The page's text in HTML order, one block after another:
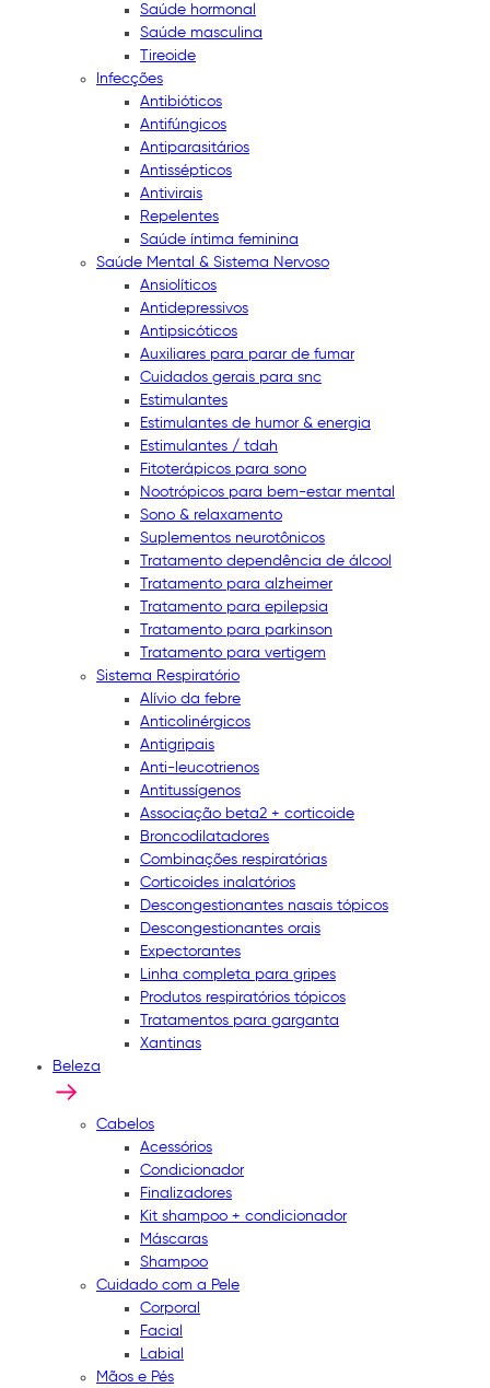
Saúde hormonal
Saúde masculina
Tireoide
Infecções
Antibióticos
Antifúngicos
Antiparasitários
Antissépticos
Antivirais
Repelentes
Saúde íntima feminina
Saúde Mental & Sistema Nervoso
Ansiolíticos
Antidepressivos
Antipsicóticos
Auxiliares para parar de fumar
Cuidados gerais para snc
Estimulantes
Estimulantes de humor & energia
Estimulantes / tdah
Fitoterápicos para sono
Nootrópicos para bem-estar mental
Sono & relaxamento
Suplementos neurotônicos
Tratamento dependência de álcool
Tratamento para alzheimer
Tratamento para epilepsia
Tratamento para parkinson
Tratamento para vertigem
Sistema Respiratório
Alívio da febre
Anticolinérgicos
Antigripais
Anti-leucotrienos
Antitussígenos
Associação beta2 + corticoide
Broncodilatadores
Combinações respiratórias
Corticoides inalatórios
Descongestionantes nasais tópicos
Descongestionantes orais
Expectorantes
Linha completa para gripes
Produtos respiratórios tópicos
Tratamentos para garganta
Xantinas
Beleza
Cabelos
Acessórios
Condicionador
Finalizadores
Kit shampoo + condicionador
Máscaras
Shampoo
Cuidado com a Pele
Corporal
Facial
Labial
Mãos e Pés